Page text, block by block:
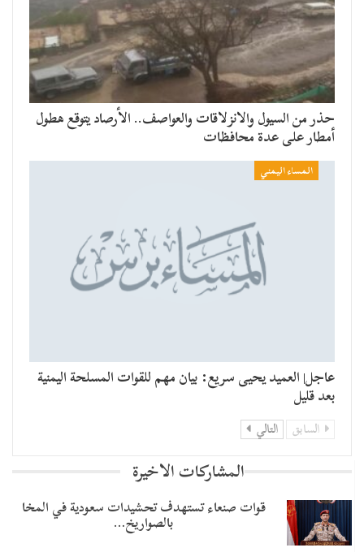
حذر من السيول والانزلاقات والعواصف.. الأرصاد يتوقع هطول
أمطار على عدة محافظات
المساء اليمني
عاجل| العميد يحيى سريع: بيان مهم للقوات المسلحة اليمنية
بعد قليل
السابق التالي
المشاركات الاخيرة
قوات صنعاء تستهدف تحشيدات سعودية في المخا
بالصواريخ…